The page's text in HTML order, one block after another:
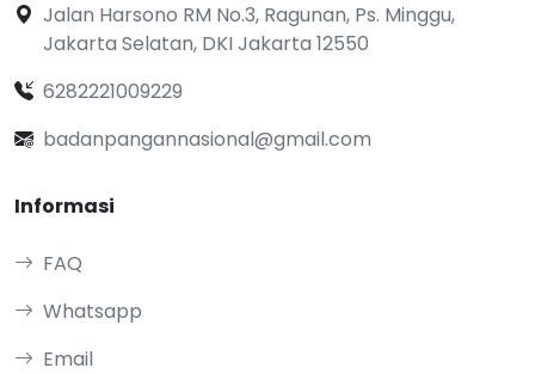
Jalan Harsono RM No.3, Ragunan, Ps. Minggu,
Jakarta Selatan, DKI Jakarta 12550
6282221009229
badanpangannasional@gmail.com
Informasi
FAQ
Whatsapp
Email